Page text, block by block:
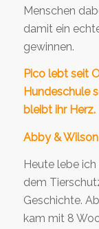
Menschen
damit ein
gewinnen.
Pico lebt seit
Hundeschule
bleibt ihr Herz.
Abby & Wilson
Heute lebe
dem
Geschichte.
kam mit 8